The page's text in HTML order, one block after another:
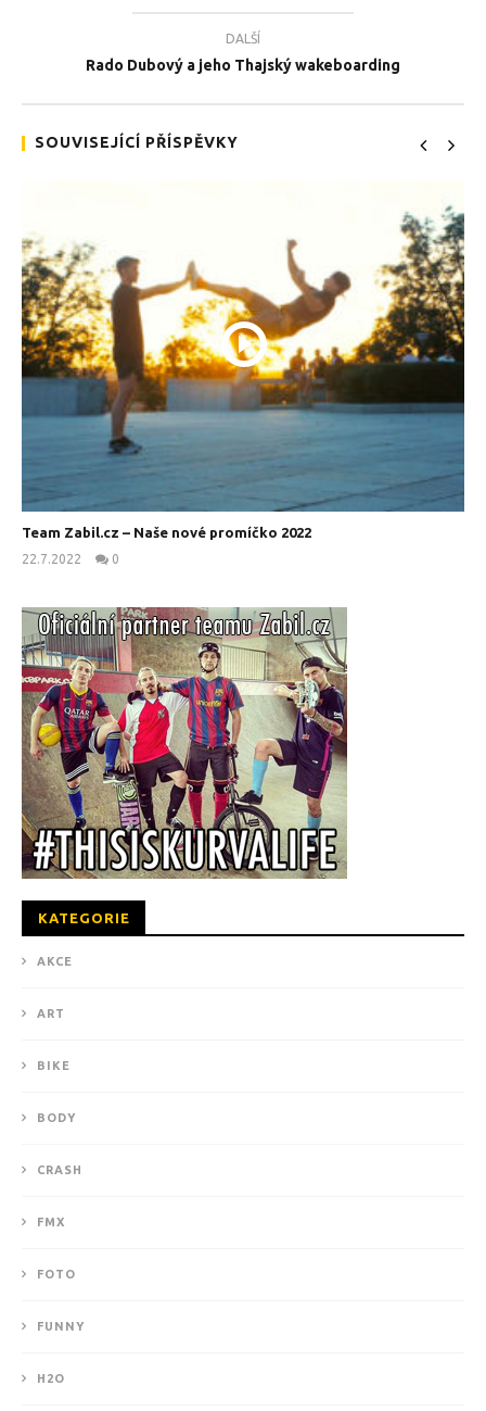
DALŠÍ
Rado Dubový a jeho Thajský wakeboarding
SOUVISEJÍCÍ PŘÍSPĚVKY
Team Zabil.cz – Naše nové promíčko 2022
22.7.2022
0
KATEGORIE
AKCE
ART
BIKE
BODY
CRASH
FMX
FOTO
FUNNY
H2O